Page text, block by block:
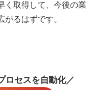
く取得して、今後の業
がるはずです。
ロセスを自動化／